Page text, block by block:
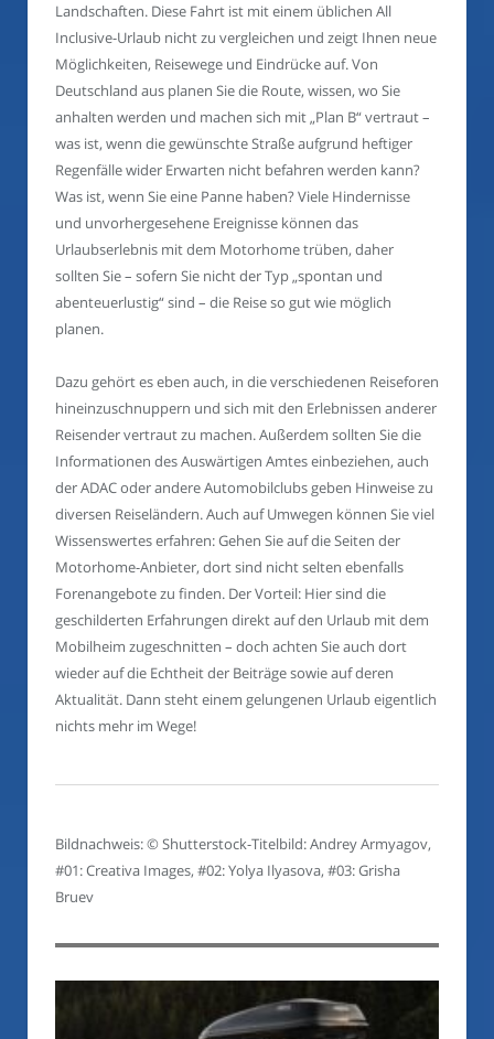
Landschaften. Diese Fahrt ist mit einem üblichen All
Inclusive-Urlaub nicht zu vergleichen und zeigt Ihnen neue
Möglichkeiten, Reisewege und Eindrücke auf. Von
Deutschland aus planen Sie die Route, wissen, wo Sie
anhalten werden und machen sich mit „Plan B“ vertraut –
was ist, wenn die gewünschte Straße aufgrund heftiger
Regenfälle wider Erwarten nicht befahren werden kann?
Was ist, wenn Sie eine Panne haben? Viele Hindernisse
und unvorhergesehene Ereignisse können das
Urlaubserlebnis mit dem Motorhome trüben, daher
sollten Sie – sofern Sie nicht der Typ „spontan und
abenteuerlustig“ sind – die Reise so gut wie möglich
planen.
Dazu gehört es eben auch, in die verschiedenen Reiseforen
hineinzuschnuppern und sich mit den Erlebnissen anderer
Reisender vertraut zu machen. Außerdem sollten Sie die
Informationen des Auswärtigen Amtes einbeziehen, auch
der ADAC oder andere Automobilclubs geben Hinweise zu
diversen Reiseländern. Auch auf Umwegen können Sie viel
Wissenswertes erfahren: Gehen Sie auf die Seiten der
Motorhome-Anbieter, dort sind nicht selten ebenfalls
Forenangebote zu finden. Der Vorteil: Hier sind die
geschilderten Erfahrungen direkt auf den Urlaub mit dem
Mobilheim zugeschnitten – doch achten Sie auch dort
wieder auf die Echtheit der Beiträge sowie auf deren
Aktualität. Dann steht einem gelungenen Urlaub eigentlich
nichts mehr im Wege!
Bildnachweis: © Shutterstock-Titelbild: Andrey Armyagov,
#01: Creativa Images, #02: Yolya Ilyasova, #03: Grisha
Bruev